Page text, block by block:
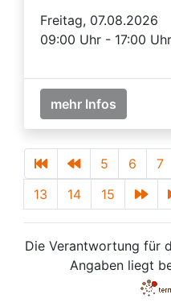
Freitag, 07.08.2026
09:00 Uhr - 17:00 Uhr
mehr Infos
5 6 7
13
14 15
Die Verantwortung für
Angaben liegt